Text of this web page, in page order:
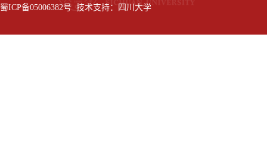
蜀ICP备05006382号 技术支持：四川大学